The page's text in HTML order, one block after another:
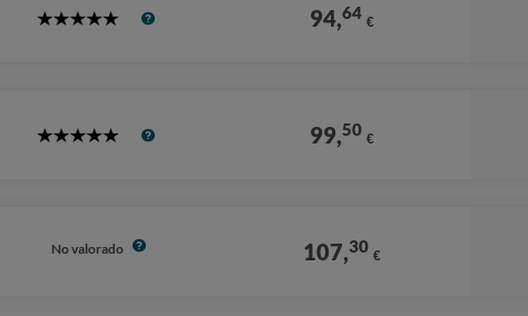
5
94,64 €
5
99,50 €
No valorado 107,30 €